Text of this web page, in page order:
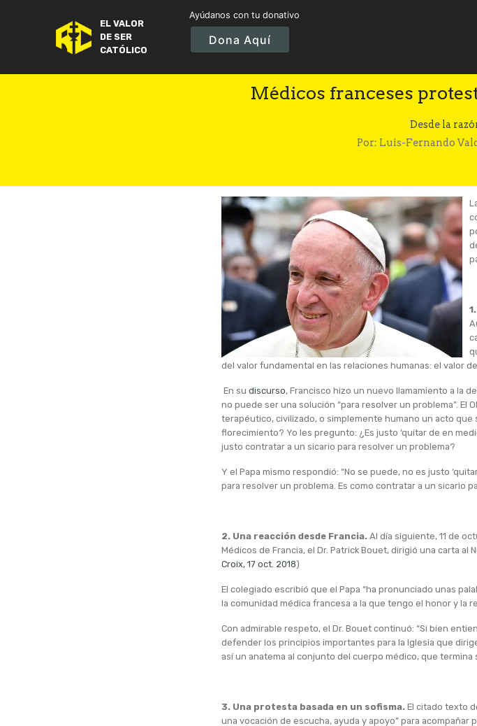
EL VALOR
DE SER
CATÓLICO
Ayúdanos con tu donativo
Dona Aquí
Médicos franceses
Desde la
Por: Luis-Fernando
del valor fundamental en las relaciones humanas: el valor de
En su discurso, Francisco hizo un nuevo llamamiento a la
no puede ser una solución “para resolver un problema”. El
terapéutico, civilizado, o simplemente humano un acto
florecimiento? Yo les pregunto: ¿Es justo ‘quitar de en
justo contratar a un sicario para resolver un problema?
Y el Papa mismo respondió: “No se puede, no es justo
para resolver un problema. Es como contratar a un sicario
2. Una reacción desde Francia. Al día siguiente, 11 de
Médicos de Francia, el Dr. Patrick Bouet, dirigió una carta al
Croix, 17 oct. 2018)
El colegiado escribió que el Papa “ha pronunciado unas
la comunidad médica francesa a la que tengo el honor y la
Con admirable respeto, el Dr. Bouet continuó: “Si bien
defender los principios importantes para la Iglesia que
así un anatema al conjunto del cuerpo médico, que termina
3. Una protesta basada en un sofisma. El citado texto
una vocación de escucha, ayuda y apoyo” para acompañar